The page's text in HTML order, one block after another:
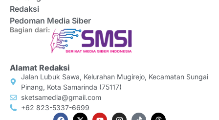
Redaksi
Pedoman Media Siber
Bagian dari:
Alamat Redaksi
Jalan Lubuk Sawa, Kelurahan Mugirejo, Kecamatan Sungai
Pinang, Kota Samarinda (75117)
sketsamedia@gmail.com
+62 823-5337-6699